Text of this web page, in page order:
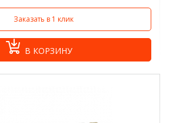
Заказать в 1 клик
В КОРЗИНУ